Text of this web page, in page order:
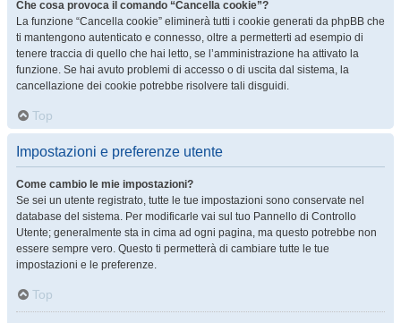
Che cosa provoca il comando “Cancella cookie”?
La funzione “Cancella cookie” eliminerà tutti i cookie generati da phpBB che
ti mantengono autenticato e connesso, oltre a permetterti ad esempio di
tenere traccia di quello che hai letto, se l’amministrazione ha attivato la
funzione. Se hai avuto problemi di accesso o di uscita dal sistema, la
cancellazione dei cookie potrebbe risolvere tali disguidi.
Top
Impostazioni e preferenze utente
Come cambio le mie impostazioni?
Se sei un utente registrato, tutte le tue impostazioni sono conservate nel
database del sistema. Per modificarle vai sul tuo Pannello di Controllo
Utente; generalmente sta in cima ad ogni pagina, ma questo potrebbe non
essere sempre vero. Questo ti permetterà di cambiare tutte le tue
impostazioni e le preferenze.
Top